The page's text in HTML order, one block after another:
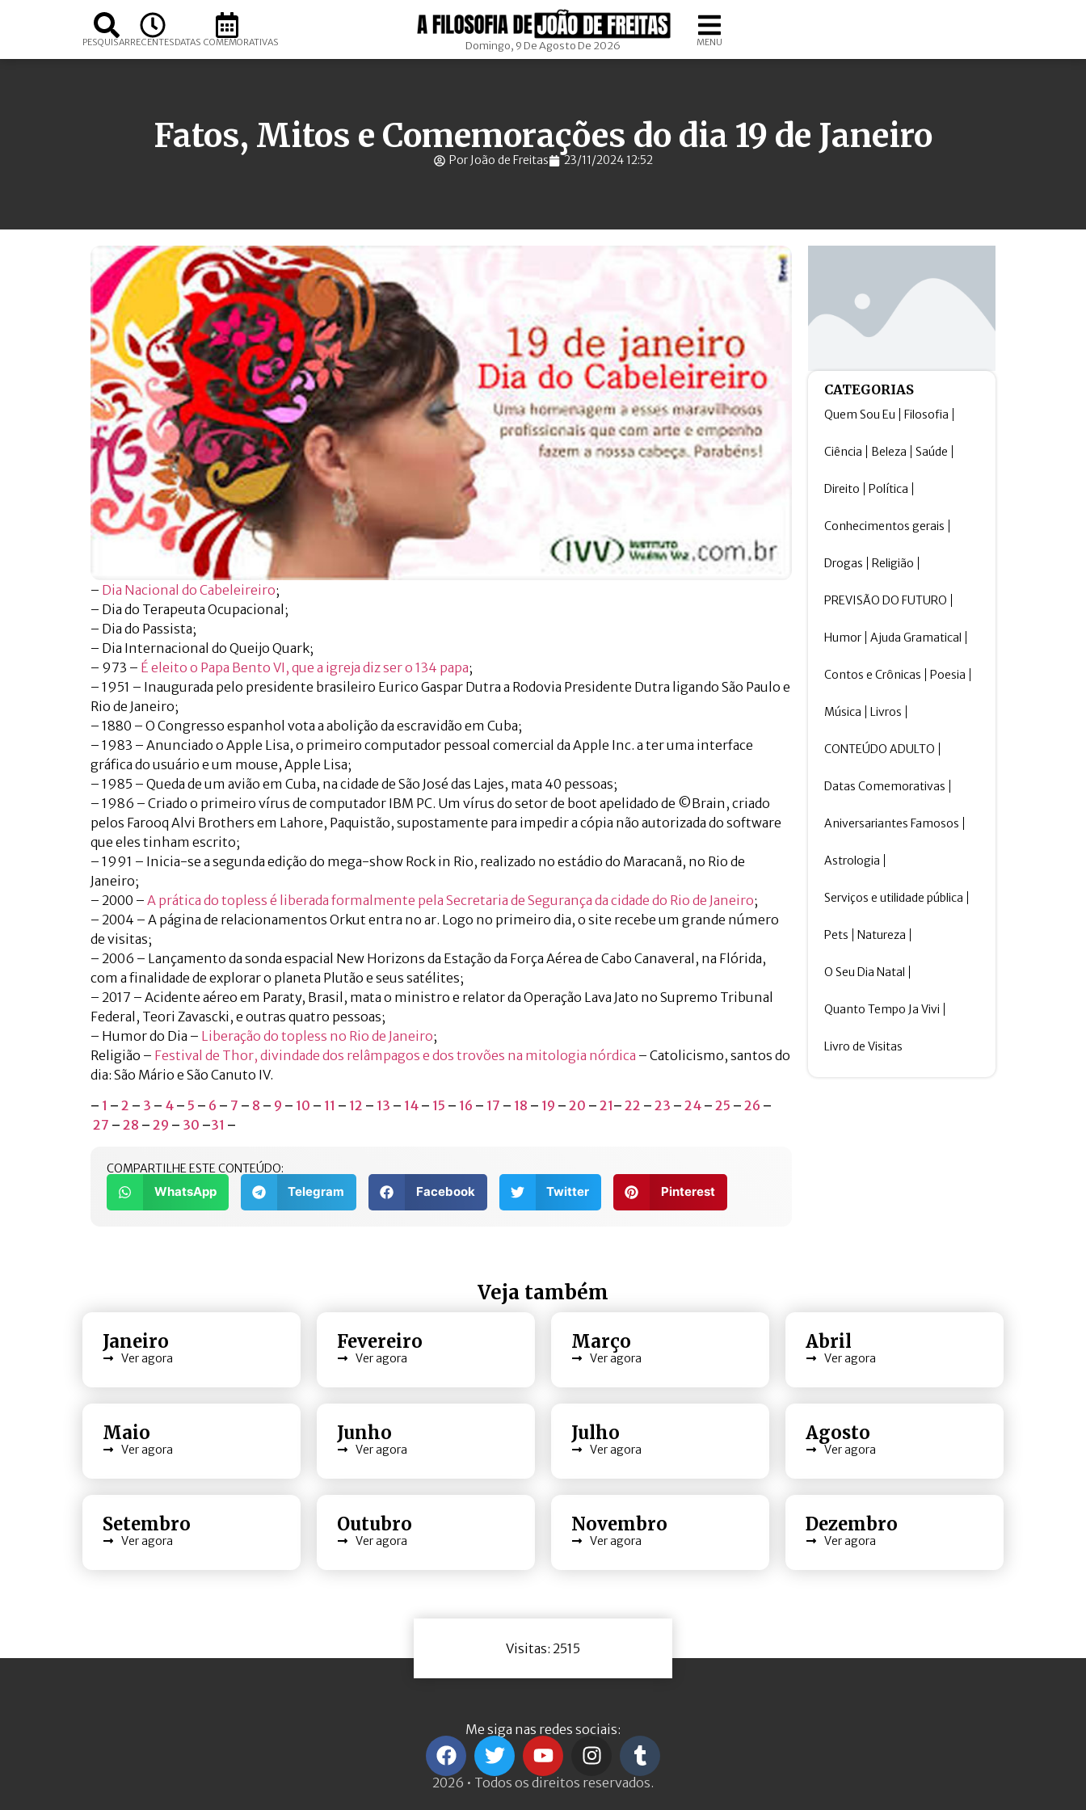
PESQUISARRECENTESDATAS COMEMORATIVAS Domingo, 9 De Agosto De 2026 MENU
Fatos, Mitos e Comemorações do dia 19 de Janeiro
Por João de Freitas 23/11/2024 12:52
– Dia Nacional do Cabeleireiro;
– Dia do Terapeuta Ocupacional;
– Dia do Passista;
– Dia Internacional do Queijo Quark;
– 973 – É eleito o Papa Bento VI, que a igreja diz ser o 134 papa;
– 1951 – Inaugurada pelo presidente brasileiro Eurico Gaspar Dutra a Rodovia Presidente Dutra ligando São Paulo e
Rio de Janeiro;
– 1880 – O Congresso espanhol vota a abolição da escravidão em Cuba;
– 1983 – Anunciado o Apple Lisa, o primeiro computador pessoal comercial da Apple Inc. a ter uma interface
gráfica do usuário e um mouse, Apple Lisa;
– 1985 – Queda de um avião em Cuba, na cidade de São José das Lajes, mata 40 pessoas;
– 1986 – Criado o primeiro vírus de computador IBM PC. Um vírus do setor de boot apelidado de ©Brain, criado
pelos Farooq Alvi Brothers em Lahore, Paquistão, supostamente para impedir a cópia não autorizada do software
que eles tinham escrito;
– 1991 – Inicia-se a segunda edição do mega-show Rock in Rio, realizado no estádio do Maracanã, no Rio de
Janeiro;
– 2000 – A prática do topless é liberada formalmente pela Secretaria de Segurança da cidade do Rio de Janeiro;
– 2004 – A página de relacionamentos Orkut entra no ar. Logo no primeiro dia, o site recebe um grande número
de visitas;
– 2006 – Lançamento da sonda espacial New Horizons da Estação da Força Aérea de Cabo Canaveral, na Flórida,
com a finalidade de explorar o planeta Plutão e seus satélites;
– 2017 – Acidente aéreo em Paraty, Brasil, mata o ministro e relator da Operação Lava Jato no Supremo Tribunal
Federal, Teori Zavascki, e outras quatro pessoas;
– Humor do Dia – Liberação do topless no Rio de Janeiro;
Religião – Festival de Thor, divindade dos relâmpagos e dos trovões na mitologia nórdica – Catolicismo, santos do
dia: São Mário e São Canuto IV.
– 1 – 2 – 3 – 4 – 5 – 6 – 7 – 8 – 9 – 10 – 11 – 12 – 13 – 14 – 15 – 16 – 17 – 18 – 19 – 20 – 21– 22 – 23 – 24 – 25 – 26 –
27 – 28 – 29 – 30 –31 –
COMPARTILHE ESTE CONTEÚDO:
WhatsApp Telegram Facebook Twitter Pinterest
CATEGORIAS
Quem Sou Eu Filosofia
Ciência Beleza Saúde
Direito Política
Conhecimentos gerais
Drogas Religião
PREVISÃO DO FUTURO
Humor Ajuda Gramatical
Contos e Crônicas Poesia
Música Livros
CONTEÚDO ADULTO
Datas Comemorativas
Aniversariantes Famosos
Astrologia
Serviços e utilidade pública
Pets Natureza
O Seu Dia Natal
Quanto Tempo Ja Vivi
Livro de Visitas
Veja também
Janeiro
Ver agora
Fevereiro
Ver agora
Março
Ver agora
Abril
Ver agora
Maio
Ver agora
Junho
Ver agora
Julho
Ver agora
Agosto
Ver agora
Setembro
Ver agora
Outubro
Ver agora
Novembro
Ver agora
Dezembro
Ver agora
Visitas: 2515
Me siga nas redes sociais:
2026 • Todos os direitos reservados.